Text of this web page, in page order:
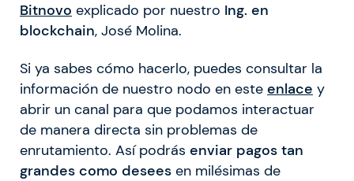
Bitnovo explicado por nuestro Ing. en
blockchain, José Molina.
Si ya sabes cómo hacerlo, puedes consultar la
información de nuestro nodo en este enlace y
abrir un canal para que podamos interactuar
de manera directa sin problemas de
enrutamiento. Así podrás enviar pagos tan
grandes como desees en milésimas de